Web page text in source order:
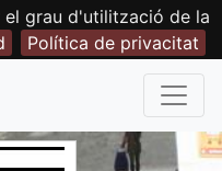
el grau d'utilització de la
Política de privacitat